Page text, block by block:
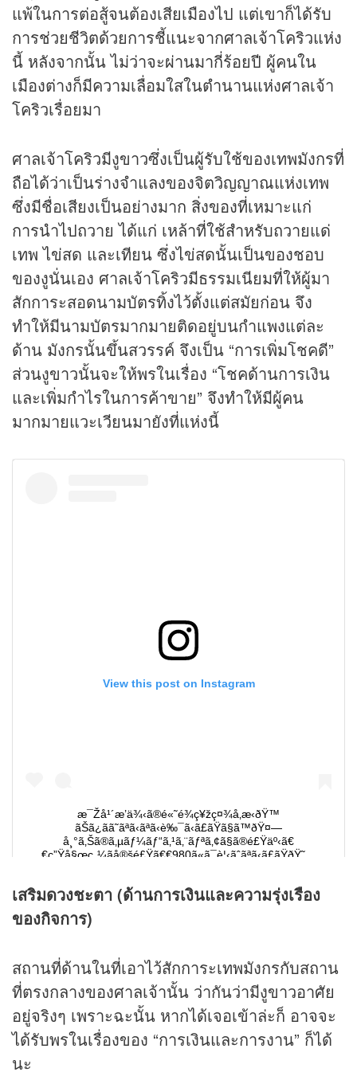
แพ้ในการต่อสู้จนต้องเสียเมืองไป แต่เขาก็ได้รับ
การช่วยชีวิตด้วยการชี้แนะจากศาลเจ้าโคริวแห่ง
นี้ หลังจากนั้น ไม่ว่าจะผ่านมากี่ร้อยปี ผู้คนใน
เมืองต่างก็มีความเลื่อมใสในตำนานแห่งศาลเจ้า
โคริวเรื่อยมา
ศาลเจ้าโคริวมีงูขาวซึ่งเป็นผู้รับใช้ของเทพมังกรที่
ถือได้ว่าเป็นร่างจำแลงของจิตวิญญาณแห่งเทพ
ซึ่งมีชื่อเสียงเป็นอย่างมาก สิ่งของที่เหมาะแก่
การนำไปถวาย ได้แก่ เหล้าที่ใช้สำหรับถวายแด่
เทพ ไข่สด และเทียน ซึ่งไข่สดนั้นเป็นของชอบ
ของงูนั่นเอง ศาลเจ้าโคริวมีธรรมเนียมที่ให้ผู้มา
สักการะสอดนามบัตรทิ้งไว้ตั้งแต่สมัยก่อน จึง
ทำให้มีนามบัตรมากมายติดอยู่บนกำแพงแต่ละ
ด้าน มังกรนั้นขึ้นสวรรค์ จึงเป็น “การเพิ่มโชคดี”
ส่วนงูขาวนั้นจะให้พรในเรื่อง “โชคด้านการเงิน
และเพิ่มกำไรในการค้าขาย” จึงทำให้มีผู้คน
มากมายแวะเวียนมายังที่แห่งนี้
เสริมดวงชะตา (ด้านการเงินและความรุ่งเรือง
ของกิจการ)
สถานที่ด้านในที่เอาไว้สักการะเทพมังกรกับสถาน
ที่ตรงกลางของศาลเจ้านั้น ว่ากันว่ามีงูขาวอาศัย
อยู่จริงๆ เพราะฉะนั้น หากได้เจอเข้าล่ะก็ อาจจะ
ได้รับพรในเรื่องของ “การเงินและการงาน” ก็ได้
นะ